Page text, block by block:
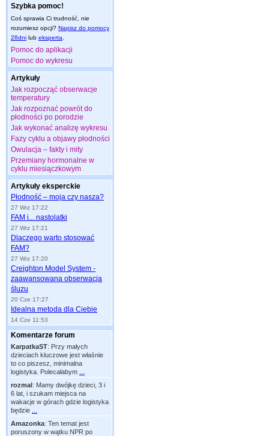
Szybka pomoc!
Coś sprawia Ci trudność, nie
rozumiesz opcji? Napisz do pomocy
28dni lub eksperta
Pomoc do aplikacji
Pomoc do wykresu
Artykuły
Jak rozpocząć obserwacje
temperatury
Jak rozpoznać powrót do
płodności po porodzie
Jak wykonać analizę wykresu
Fazy cyklu a objawy płodności
Owulacja – fakty i mity
Przemiany hormonalne w
cyklu miesiączkowym
Artykuły eksperckie
Płodność – moja czy nasza?
27 Wrz 17:22
FAM i... nastolatki
27 Wrz 17:21
Dlaczego warto stosować
FAM?
27 Wrz 17:20
Creighton Model System -
zaawansowana obserwacja
śluzu
20 Cze 17:27
Idealna metoda dla Ciebie
14 Cze 11:53
Komentarze forum
KarpatkaST: Przy małych
dzieciach kluczowe jest właśnie
to co piszesz, minimalna
logistyka. Polecałabym
rozmal: Mamy dwójkę dzieci, 3 i
6 lat, i szukam miejsca na
wakacje w górach gdzie logistyka
będzie
Amazonka: Ten temat jest
poruszony w wątku NPR po